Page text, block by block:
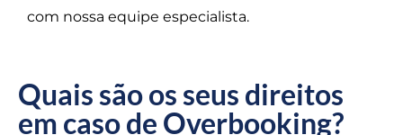
com nossa equipe especialista.
Quais são os seus direitos
em caso de Overbooking?